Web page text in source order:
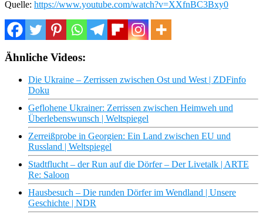
Quelle: https://www.youtube.com/watch?v=XXfnBC3Bxy0
Ähnliche Videos:
Die Ukraine – Zerrissen zwischen Ost und West | ZDFinfo
Doku
Geflohene Ukrainer: Zerrissen zwischen Heimweh und
Überlebenswunsch | Weltspiegel
Zerreißprobe in Georgien: Ein Land zwischen EU und
Russland | Weltspiegel
Stadtflucht – der Run auf die Dörfer – Der Livetalk | ARTE
Re: Saloon
Hausbesuch – Die runden Dörfer im Wendland | Unsere
Geschichte | NDR